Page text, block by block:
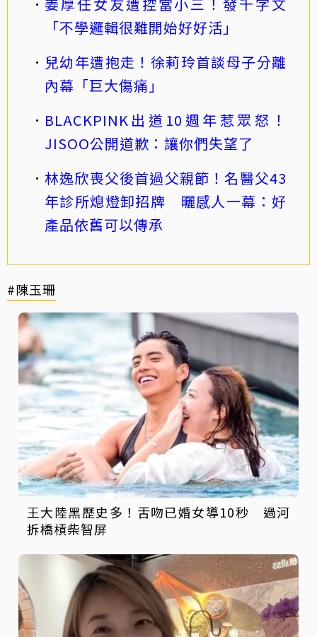
姜厚任女友遭控當小三！發千字文
「不學邏輯很難開始好好活」
兒幼年遭抱走！徐莉玲首談母子分離
內幕「巨大傷痛」
BLACKPINK出道10週年惹眾怒！
JISOO公開道歉：讓你們失望了
林逸欣喪父後首過父親節！名醫父43
年診所熄燈卸招牌 曬感人一幕：好
產品依舊可以傳承
#陳玉珊
王大陸黑歷史多！舌吻已婚女導10秒 過河
拆橋槓柴智屏